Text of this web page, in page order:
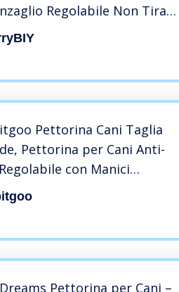
Regolabile Non Tirare
del Cane Riflettente
Harness Morbido Vest per
Pettorina Cani Taglia
Pettorina per Cani Anti-
con Manici
Robusta e Resistente
Pettorina Tattica per
Pettorina per Cani –